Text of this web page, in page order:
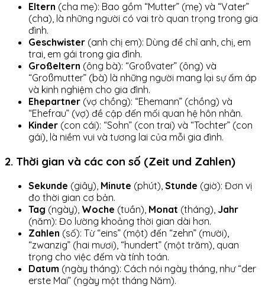
Eltern (cha mẹ): Bao gồm “Mutter” (mẹ) và “Vater”
(cha), là những người có vai trò quan trọng trong gia
đình.
Geschwister (anh chị em): Dùng để chỉ anh, chị, em
trai, em gái trong gia đình.
Großeltern (ông bà): “Großvater” (ông) và
“Großmutter” (bà) là những người mang lại sự ấm áp
và kinh nghiệm cho gia đình.
Ehepartner (vợ chồng): “Ehemann” (chồng) và
“Ehefrau” (vợ) đề cập đến mối quan hệ hôn nhân.
Kinder (con cái): “Sohn” (con trai) và “Tochter” (con
gái), là niềm vui và tương lai của mỗi gia đình.
2. Thời gian và các con số (Zeit und Zahlen)
Sekunde (giây), Minute (phút), Stunde (giờ): Đơn vị
đo thời gian cơ bản.
Tag (ngày), Woche (tuần), Monat (tháng), Jahr
(năm): Đo lường khoảng thời gian dài hơn.
Zahlen (số): Từ “eins” (một) đến “zehn” (mười),
“zwanzig” (hai mươi), “hundert” (một trăm), quan
trọng cho việc đếm và tính toán.
Datum (ngày tháng): Cách nói ngày tháng, như “der
erste Mai” (ngày một tháng Năm).